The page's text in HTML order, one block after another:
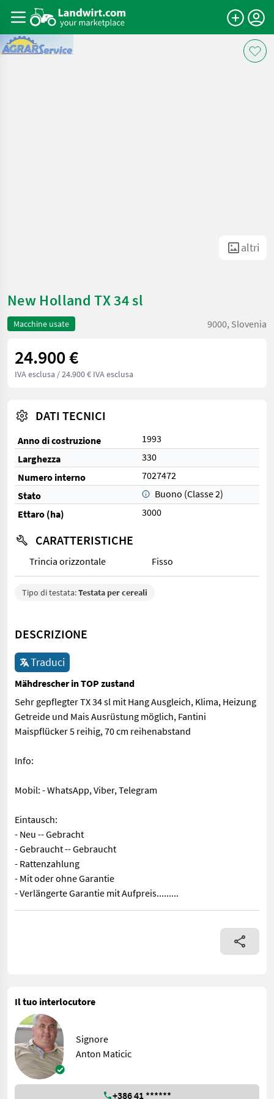
altri
New Holland TX 34 sl
Macchine usate 9000, Slovenia
24.900 €
IVA esclusa / 24.900 € IVA esclusa
DATI TECNICI
Anno di costruzione
1993
Larghezza
330
Numero interno
7027472
Stato
Buono (Classe 2)
Ettaro (ha)
3000
CARATTERISTICHE
Trincia orizzontale Fisso
Tipo di testata:Testata per cereali
DESCRIZIONE
Traduci
Mähdrescher in TOP zustand
Sehr gepflegter TX 34 sl mit Hang Ausgleich, Klima, Heizung
Getreide und Mais Ausrüstung möglich, Fantini
Maispflücker 5 reihig, 70 cm reihenabstand
Info:
Mobil: - WhatsApp, Viber, Telegram
Eintausch:
- Neu -- Gebracht
- Gebraucht -- Gebraucht
- Rattenzahlung
- Mit oder ohne Garantie
- Verlängerte Garantie mit Aufpreis.........
Sehr gepflegter TX 34 sl mit Hang Ausgleich, Klima, Heizung
Il tuo interlocutore
Signore
Anton Maticic
+386 41 ******